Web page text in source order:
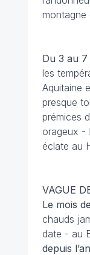
montagne
Du 3 au 7
les
Aquitaine
presque
prémices
orageux -
éclate au
VAGUE
Le mois
chauds
date - au
depuis